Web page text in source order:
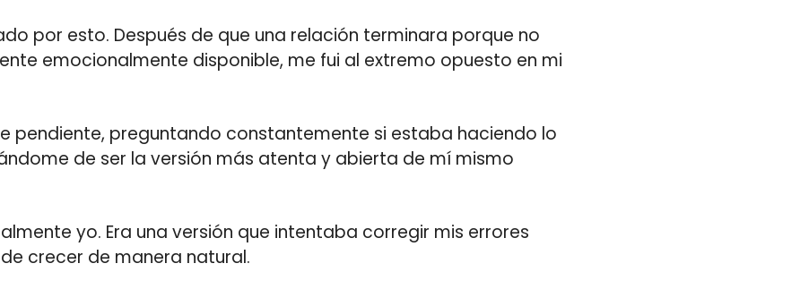
por esto. Después de que una relación terminara porque no
emocionalmente disponible, me fui al extremo opuesto en mi
pendiente, preguntando constantemente si estaba haciendo lo
de ser la versión más atenta y abierta de mí mismo
yo. Era una versión que intentaba corregir mis errores
crecer de manera natural.